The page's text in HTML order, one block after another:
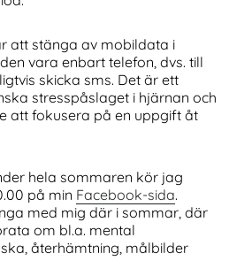
att stänga av mobildata i
vara enbart telefon, dvs. till
skicka sms. Det är ett
stresspåslaget i hjärnan och
att fokusera på en uppgift åt
hela sommaren kör jag
på min Facebook-sida.
med mig där i sommar, där
om bl.a. mental
återhämtning, målbilder